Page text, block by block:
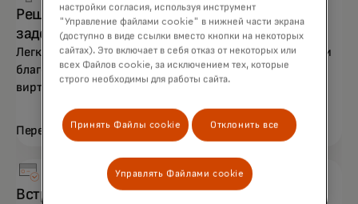
Решения по управлению дебиторской
задолженностью
Легко сверяйте открытые дебиторские задолженности
благодаря автоматическому учету платежей по
виртуальным картам.
Перейти
Встроенные финансы
настройки согласия, используя инструмент
"Управление файлами cookie" в нижней части экрана
(доступно в виде ссылки вместо кнопки на некоторых
сайтах). Это включает в себя отказ от некоторых или
всех Файлов cookie, за исключением тех, которые
строго необходимы для работы сайта.
Принять Файлы cookie Отклонить все
Управлять Файлами cookie